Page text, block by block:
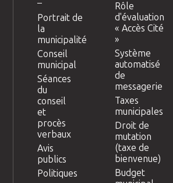
Portrait de
la
municipalité
Conseil
municipal
Séances
du
conseil
et
procès
verbaux
Avis
publics
Politiques
Rôle
d'évaluation
« Accès Cité
»
Système
automatisé
de
messagerie
Taxes
municipales
Droit de
mutation
(taxe de
bienvenue)
Budget